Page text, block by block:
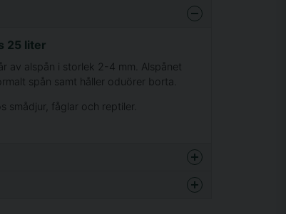
25 liter
av alspån i storlek 2-4 mm. Alspånet
spån samt håller oduörer borta.
smådjur, fåglar och reptiler.